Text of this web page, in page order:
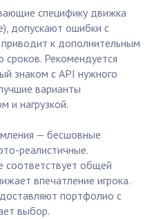
специфику движка
допускают ошибки с
к дополнительным
сроков. Рекомендуется
знаком с API нужного
варианты
и нагрузкой.
— бесшовные
реалистичные.
соответствует общей
впечатление игрока.
портфолио с
выбор.